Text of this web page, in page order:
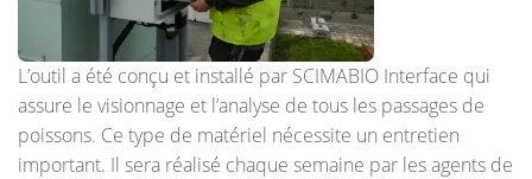
L’outil a été conçu et installé par SCIMABIO Interface qui
assure le visionnage et l’analyse de tous les passages de
poissons. Ce type de matériel nécessite un entretien
important. Il sera réalisé chaque semaine par les agents de